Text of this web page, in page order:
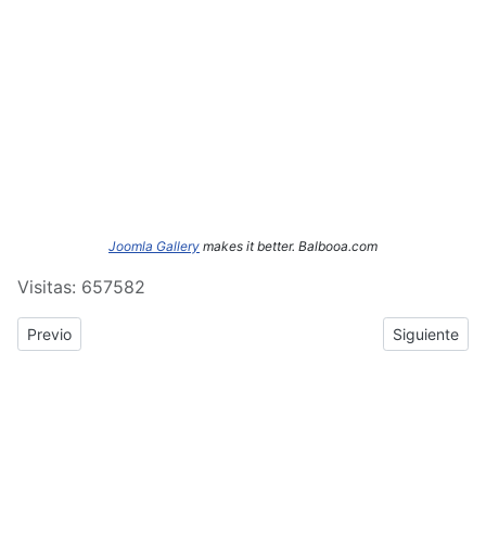
Joomla Gallery makes it better. Balbooa.com
Visitas: 657582
Previous article: ERASMUS+: Crónica del tercer y cuarto día de
Previo Next article:
Siguiente